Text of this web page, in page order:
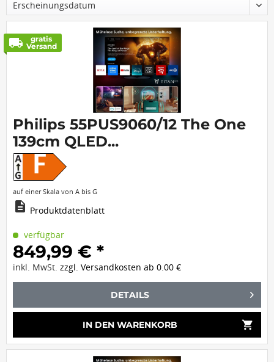
local_shipping
gratis
Versand
Philips 55PUS9060/12 The One
139cm QLED...
F
auf einer Skala von A bis G
description Produktdatenblatt
verfügbar
849,99 € *
inkl. MwSt.zzgl. Versandkosten ab 0.00 €
DETAILS
IN DEN WARENKORB shopping_cart